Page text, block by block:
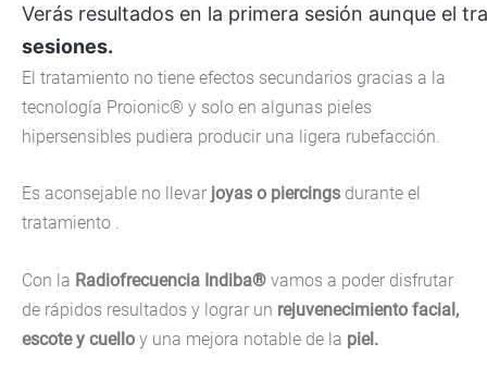
Verás resultados en la primera sesión aunque el
sesiones.
El tratamiento no tiene efectos secundarios gracias a la
tecnología Proionic® y solo en algunas pieles
hipersensibles pudiera producir una ligera rubefacción.
Es aconsejable no llevar joyas o piercings durante el
tratamiento .
Con la Radiofrecuencia Indiba® vamos a poder disfrutar
de rápidos resultados y lograr un rejuvenecimiento facial,
escote y cuello y una mejora notable de la piel.